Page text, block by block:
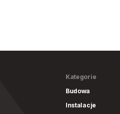
Kategorie
Budowa
Instalacje